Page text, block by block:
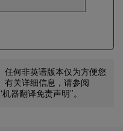
任何非英语版本仅为方便您
有关详细信息，请参阅
机器翻译免责声明”。